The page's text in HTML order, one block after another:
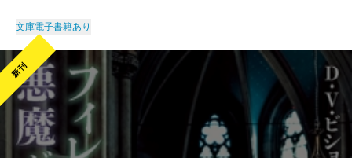
文庫電子書籍あり
新刊